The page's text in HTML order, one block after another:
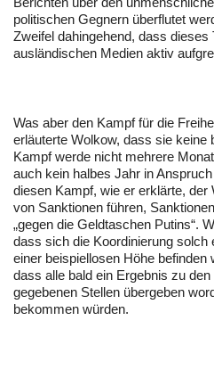
politischen Gegnern überflutet
Zweifel dahingehend, dass dieses
ausländischen Medien aktiv
Was aber den Kampf für die
erläuterte Wolkow, dass sie keine
Kampf werde nicht mehrere
auch kein halbes Jahr in
diesen Kampf, wie er erklärte, der
von Sanktionen führen,
„gegen die Geldtaschen Putins“.
dass sich die Koordinierung solch
einer beispiellosen Höhe
dass alle bald ein Ergebnis zu
gegebenen Stellen übergeben
bekommen würden.